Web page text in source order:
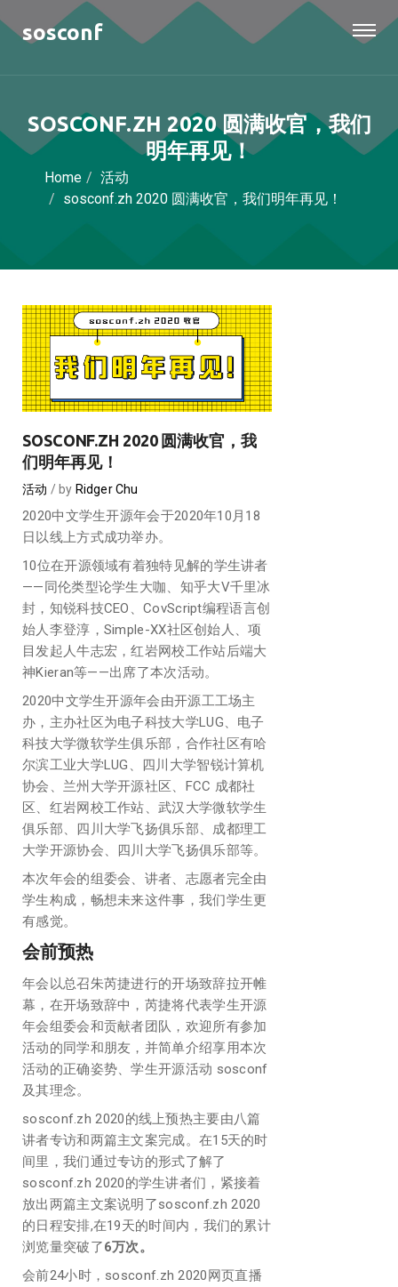
sosconf
SOSCONF.ZH 2020 圆满收官，我们
明年再见！
Home
活动
sosconf.zh 2020 圆满收官，我们明年再见！
SOSCONF.ZH 2020 圆满收官，我
们明年再见！
活动 by Ridger Chu
2020中文学生开源年会于2020年10月18
日以线上方式成功举办。
10位在开源领域有着独特见解的学生讲者
——同伦类型论学生大咖、知乎大V千里冰
封，知锐科技CEO、CovScript编程语言创
始人李登淳，Simple-XX社区创始人、项
目发起人牛志宏，红岩网校工作站后端大
神Kieran等——出席了本次活动。
2020中文学生开源年会由开源工工场主
办，主办社区为电子科技大学LUG、电子
科技大学微软学生俱乐部，合作社区有哈
尔滨工业大学LUG、四川大学智锐计算机
协会、兰州大学开源社区、FCC 成都社
区、红岩网校工作站、武汉大学微软学生
俱乐部、四川大学飞扬俱乐部、成都理工
大学开源协会、四川大学飞扬俱乐部等。
本次年会的组委会、讲者、志愿者完全由
学生构成，畅想未来这件事，我们学生更
有感觉。
会前预热
年会以总召朱芮捷进行的开场致辞拉开帷
幕，在开场致辞中，芮捷将代表学生开源
年会组委会和贡献者团队，欢迎所有参加
活动的同学和朋友，并简单介绍享用本次
活动的正确姿势、学生开源活动 sosconf
及其理念。
sosconf.zh 2020的线上预热主要由八篇
讲者专访和两篇主文案完成。在15天的时
间里，我们通过专访的形式了解了
sosconf.zh 2020的学生讲者们，紧接着
放出两篇主文案说明了sosconf.zh 2020
的日程安排,在19天的时间内，我们的累计
浏览量突破了6万次。
会前24小时，sosconf.zh 2020网页直播